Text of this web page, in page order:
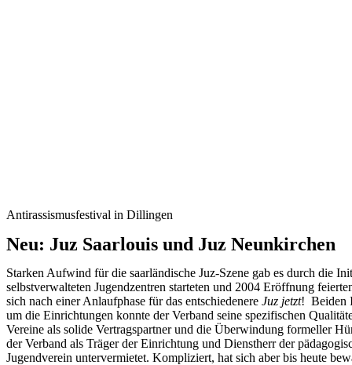
Antirassismusfestival in Dillingen
Neu: Juz Saarlouis und Juz Neunkirchen
Starken Aufwind für die saarländische Juz-Szene gab es durch die
selbstverwalteten Jugendzentren starteten und 2004 Eröffnung
sich nach einer Anlaufphase für das entschiedenere Juz jetzt! Beiden
um die Einrichtungen konnte der Verband seine spezifischen
Vereine als solide Vertragspartner und die Überwindung formeller
der Verband als Träger der Einrichtung und Dienstherr der
Jugendverein untervermietet. Kompliziert, hat sich aber bis heute